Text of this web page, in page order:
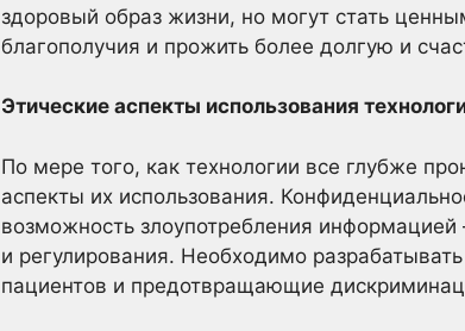
здоровый образ жизни, но могут стать
благополучия и прожить более долгую и
Этические аспекты использования
По мере того, как технологии все глубже
аспекты их использования.
возможность злоупотребления
и регулирования. Необходимо
пациентов и предотвращающие